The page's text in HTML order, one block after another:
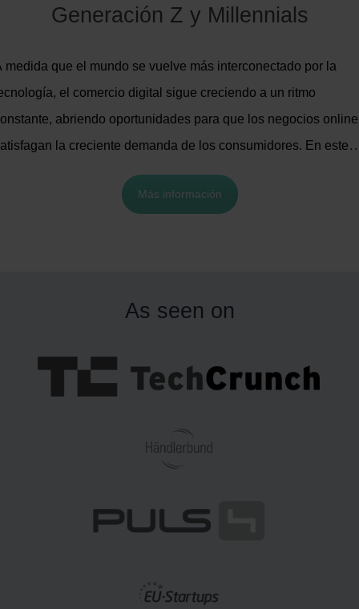
Generación Z y Millennials
medida que el mundo se vuelve más interconectado por la
el comercio digital sigue creciendo a un ritmo
abriendo oportunidades para que los negocios online
la creciente demanda de los consumidores. En este
queremos centrarnos en dos generaciones que es clave
para impulsar tus ventas: la Generación Z y los
Más información
As seen on